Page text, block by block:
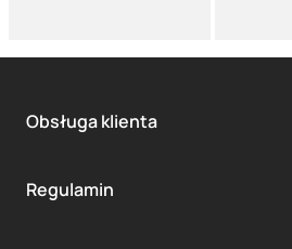
Obsługa klienta
Regulamin